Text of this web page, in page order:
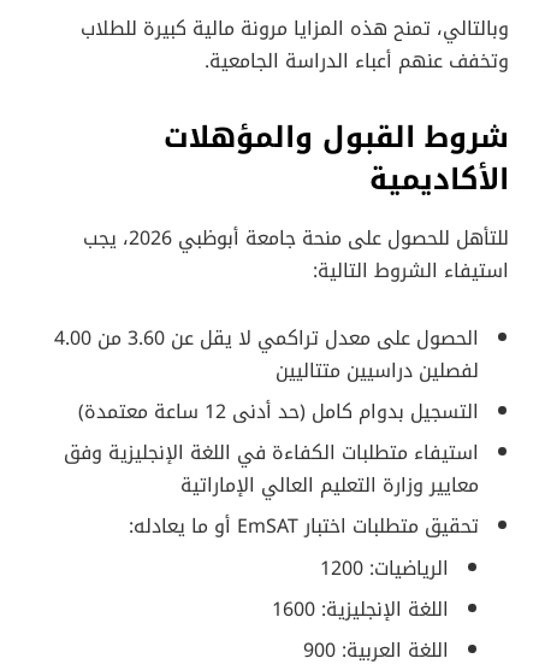
وبالتالي، تمنح هذه المزايا مرونة مالية كبيرة للطلاب
وتخفف عنهم أعباء الدراسة الجامعية.
شروط القبول والمؤهلات
الأكاديمية
للتأهل للحصول على منحة جامعة أبوظبي 2026، يجب
استيفاء الشروط التالية:
الحصول على معدل تراكمي لا يقل عن 3.60 من 4.00
لفصلين دراسيين متتاليين
التسجيل بدوام كامل (حد أدنى 12 ساعة معتمدة)
استيفاء متطلبات الكفاءة في اللغة الإنجليزية وفق
معايير وزارة التعليم العالي الإماراتية
تحقيق متطلبات اختبار EmSAT أو ما يعادله:
الرياضيات: 1200
اللغة الإنجليزية: 1600
اللغة العربية: 900